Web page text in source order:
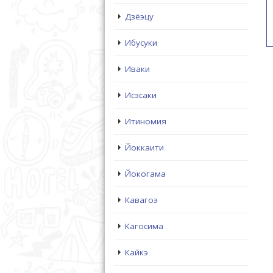
Дзёэцу
Ибусуки
Иваки
Исэсаки
Итиномия
Йоккаити
Йокогама
Кавагоэ
Кагосима
Кайкэ